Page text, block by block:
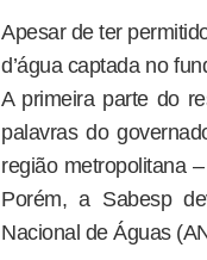
Apesar de ter
d’água captada no
A primeira parte do
palavras do
região metropolitana
Porém, a Sabesp
Nacional de Águas